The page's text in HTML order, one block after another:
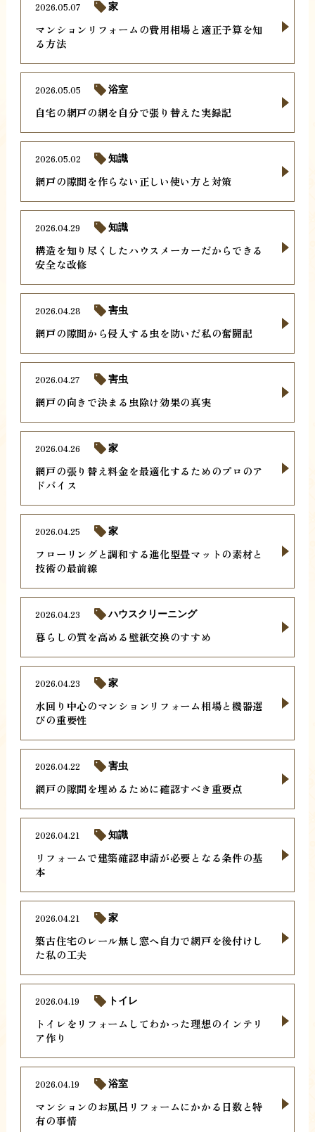
マンションリフォームの費用相場と適正予算を知
る方法
2026.05.07 家
自宅の網戸の網を自分で張り替えた実録記
2026.05.05 浴室
網戸の隙間を作らない正しい使い方と対策
2026.05.02 知識
構造を知り尽くしたハウスメーカーだからできる
安全な改修
2026.04.29 知識
網戸の隙間から侵入する虫を防いだ私の奮闘記
2026.04.28 害虫
網戸の向きで決まる虫除け効果の真実
2026.04.27 害虫
網戸の張り替え料金を最適化するためのプロのア
ドバイス
2026.04.26 家
フローリングと調和する進化型畳マットの素材と
技術の最前線
2026.04.25 家
暮らしの質を高める壁紙交換のすすめ
2026.04.23 ハウスクリーニング
水回り中心のマンションリフォーム相場と機器選
びの重要性
2026.04.23 家
網戸の隙間を埋めるために確認すべき重要点
2026.04.22 害虫
リフォームで建築確認申請が必要となる条件の基
本
2026.04.21 知識
築古住宅のレール無し窓へ自力で網戸を後付けし
た私の工夫
2026.04.21 家
トイレをリフォームしてわかった理想のインテリ
ア作り
2026.04.19 トイレ
マンションのお風呂リフォームにかかる日数と特
有の事情
2026.04.19 浴室